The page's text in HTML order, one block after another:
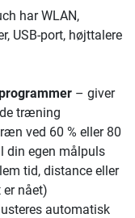
har WLAN,
USB-port, højttalere
– giver
træning
ved 60 % eller 80
din egen målpuls
tid, distance eller
nået)
automatisk